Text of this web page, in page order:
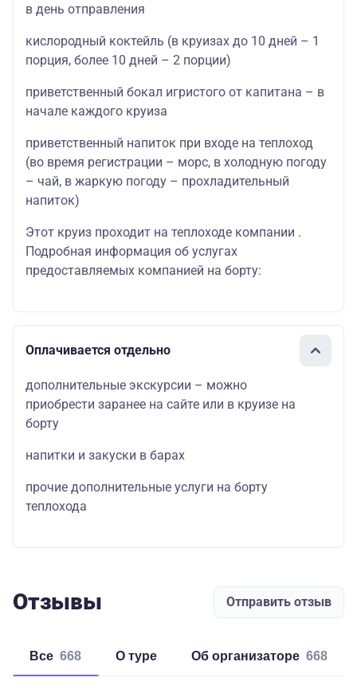
в день отправления
кислородный коктейль (в круизах до 10 дней – 1
порция, более 10 дней – 2 порции)
приветственный бокал игристого от капитана – в
начале каждого круиза
приветственный напиток при входе на теплоход
(во время регистрации – морс, в холодную погоду
– чай, в жаркую погоду – прохладительный
напиток)
Этот круиз проходит на теплоходе компании .
Подробная информация об услугах
предоставляемых компанией на борту:
Оплачивается отдельно
дополнительные экскурсии – можно
приобрести заранее на сайте или в круизе на
борту
напитки и закуски в барах
прочие дополнительные услуги на борту
теплохода
Отзывы Отправить отзыв
Все 668 о туре об организаторе 668